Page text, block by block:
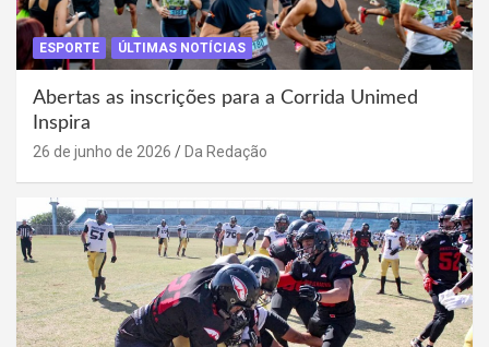
ESPORTE ÚLTIMAS NOTÍCIAS
Abertas as inscrições para a Corrida Unimed
Inspira
26 de junho de 2026 Da Redação